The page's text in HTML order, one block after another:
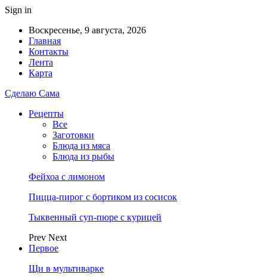
Sign in
Воскресенье, 9 августа, 2026
Главная
Контакты
Лента
Карта
Сделаю Сама
Рецепты
Все
Заготовки
Блюда из мяса
Блюда из рыбы
Фейхоа с лимоном
Пицца-пирог с бортиком из сосисок
Тыквенный суп-пюре с курицей
Prev Next
Первое
Щи в мультиварке